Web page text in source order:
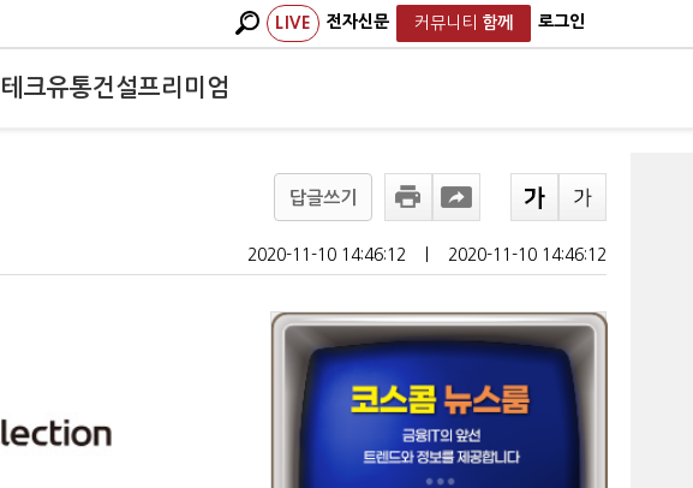
LIVE 전자신문 커뮤니티 함께 로그인
테크유통건설프리미엄
답글쓰기
2020-11-10 14:46:12 2020-11-10 14:46:12